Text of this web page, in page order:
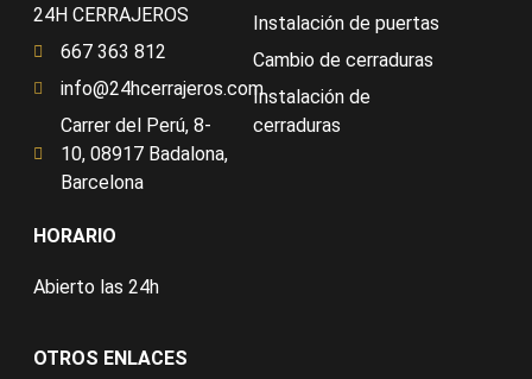
24H CERRAJEROS
667 363 812
info@24hcerrajeros.com
Carrer del Perú, 8-
10, 08917 Badalona,
Barcelona
HORARIO
Abierto las 24h
Instalación de puertas
Cambio de cerraduras
Instalación de
cerraduras
OTROS ENLACES